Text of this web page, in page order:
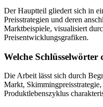
Der Hauptteil gliedert sich in
Preisstrategien und deren
Marktbeispiele, visualisiert
Preisentwicklungsgrafiken.
Welche
Die Arbeit lässt sich durch
Markt,
Produktlebenszyklus